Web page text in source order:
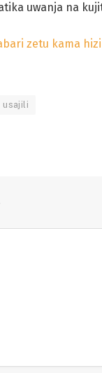
uwanja na
zetu kama
usajili